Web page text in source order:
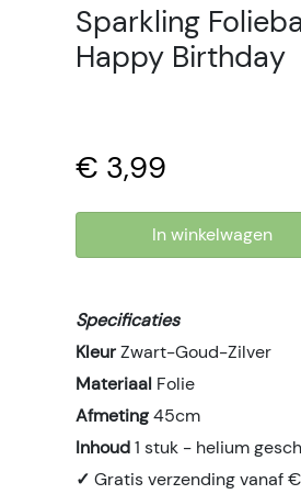
Sparkling
Happy Birthday
€ 3,99
In winkelwagen
Specificaties
KleurZwart-Goud-Zilver
Materiaal Folie
Afmeting45cm
Inhoud1 stuk - helium
✓Gratis verzending vanaf